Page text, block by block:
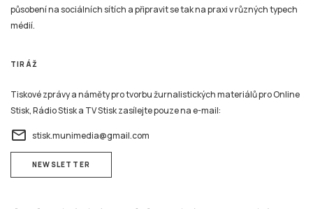
působení na sociálních sítích a připravit se tak na praxi v různých typech
médií.
TIRÁŽ
Tiskové zprávy a náměty pro tvorbu žurnalistických materiálů pro Online
Stisk, Rádio Stisk a TV Stisk zasílejte pouze na e-mail:
email stisk.munimedia@gmail.com
NEWSLETTER